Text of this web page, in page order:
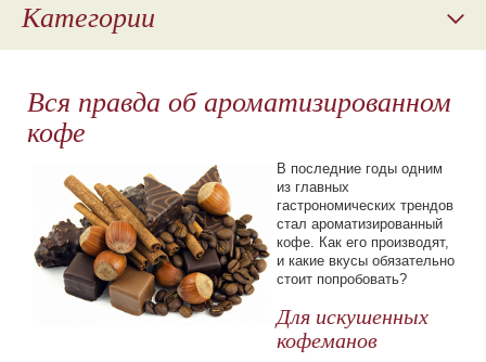
Категории
Ароматизаторы
Наполнители для молочной продукции
Косметическое сырье
Пищевые красители
Парфюмерные композиции
Вся правда об ароматизированном
кофе
В последние годы одним
из главных
гастрономических трендов
стал ароматизированный
кофе. Как его производят,
и какие вкусы обязательно
стоит попробовать?
Для искушенных
кофеманов